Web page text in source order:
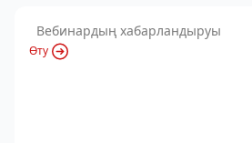
Вебинардың хабарландыруы
Өту